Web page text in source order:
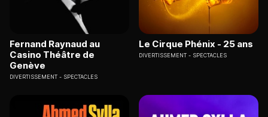
Fernand Raynaud au
Casino Théâtre de
Genève
DIVERTISSEMENT SPECTACLES
Le Cirque Phénix - 25 ans
DIVERTISSEMENT SPECTACLES